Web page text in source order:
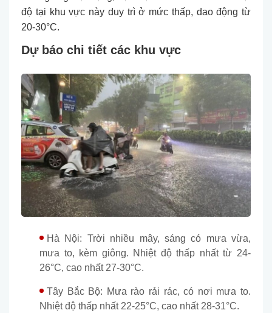
độ tại khu vực này duy trì ở mức thấp, dao động từ
20-30°C.
Dự báo chi tiết các khu vực
Hà Nội: Trời nhiều mây, sáng có mưa vừa,
mưa to, kèm giông. Nhiệt độ thấp nhất từ 24-
26°C, cao nhất 27-30°C.
Tây Bắc Bộ: Mưa rào rải rác, có nơi mưa to.
Nhiệt độ thấp nhất 22-25°C, cao nhất 28-31°C.